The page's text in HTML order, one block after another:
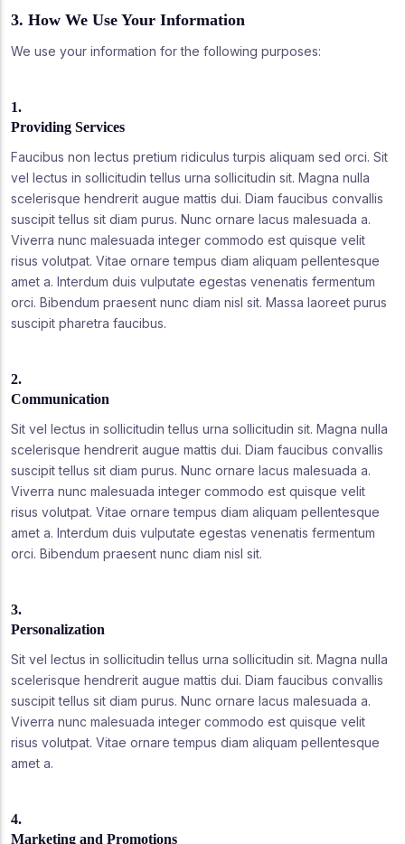
3. How We Use Your Information
We use your information for the following purposes:
1.
Providing Services
Faucibus non lectus pretium ridiculus turpis aliquam sed orci. Sit
vel lectus in sollicitudin tellus urna sollicitudin sit. Magna nulla
scelerisque hendrerit augue mattis dui. Diam faucibus convallis
suscipit tellus sit diam purus. Nunc ornare lacus malesuada a.
Viverra nunc malesuada integer commodo est quisque velit
risus volutpat. Vitae ornare tempus diam aliquam pellentesque
amet a. Interdum duis vulputate egestas venenatis fermentum
orci. Bibendum praesent nunc diam nisl sit. Massa laoreet purus
suscipit pharetra faucibus.
2.
Communication
Sit vel lectus in sollicitudin tellus urna sollicitudin sit. Magna nulla
scelerisque hendrerit augue mattis dui. Diam faucibus convallis
suscipit tellus sit diam purus. Nunc ornare lacus malesuada a.
Viverra nunc malesuada integer commodo est quisque velit
risus volutpat. Vitae ornare tempus diam aliquam pellentesque
amet a. Interdum duis vulputate egestas venenatis fermentum
orci. Bibendum praesent nunc diam nisl sit.
3.
Personalization
Sit vel lectus in sollicitudin tellus urna sollicitudin sit. Magna nulla
scelerisque hendrerit augue mattis dui. Diam faucibus convallis
suscipit tellus sit diam purus. Nunc ornare lacus malesuada a.
Viverra nunc malesuada integer commodo est quisque velit
risus volutpat. Vitae ornare tempus diam aliquam pellentesque
amet a.
4.
Marketing and Promotions